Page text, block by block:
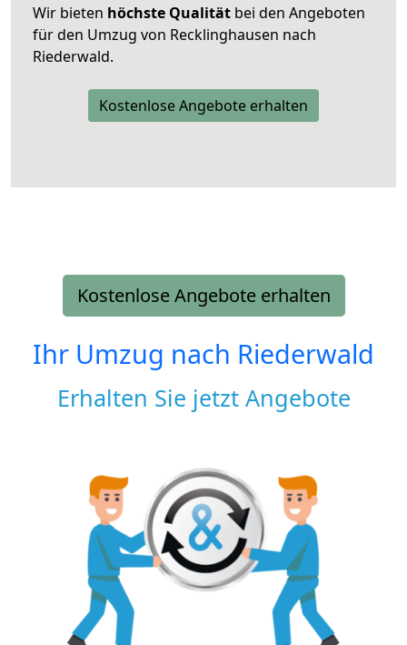
Wir bieten höchste Qualität bei den Angeboten
für den Umzug von Recklinghausen nach
Riederwald.
Kostenlose Angebote erhalten
Kostenlose Angebote erhalten
Ihr Umzug nach Riederwald
Erhalten Sie jetzt Angebote